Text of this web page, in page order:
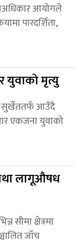
आयोगले
पारदर्शिता,
युवाको मृत्यु
सुर्खेततर्फ आउँदै
एकजना युवाको
लागूऔषध
सीमा क्षेत्रमा
जाँच